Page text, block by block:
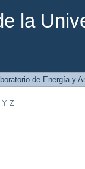
la
de Energía y
Y Z